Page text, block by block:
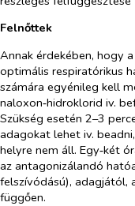
Felnőttek
Annak érdekében, hogy
optimális respiratórikus
számára egyénileg kell
naloxon‑hidroklorid iv.
Szükség esetén 2–3
adagokat lehet iv.
helyre nem áll. Egy‑két
az antagonizálandó
felszívódású), adagjától,
függően.